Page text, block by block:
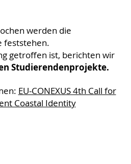
werden die
feststehen.
getroffen ist, berichten wir
Studierendenprojekte.
EU-CONEXUS 4th Call for
Coastal Identity